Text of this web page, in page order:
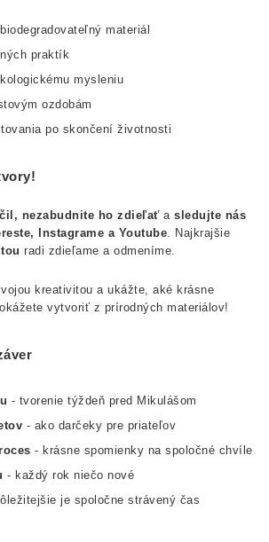
materiál
praktík
mysleniu
ozdobám
po skončení životnosti
nezabudnite ho zdieľaťa sledujte nás
Instagrame a Youtube. Najkrajšie
radi zdieľame a odmeníme.
kreativitou a ukážte, aké krásne
vytvoriť z prírodných materiálov!
- tvorenie týždeň pred Mikulášom
- ako darčeky pre priateľov
- krásne spomienky na spoločné chvíle
- každý rok niečo nové
je spoločne strávený čas